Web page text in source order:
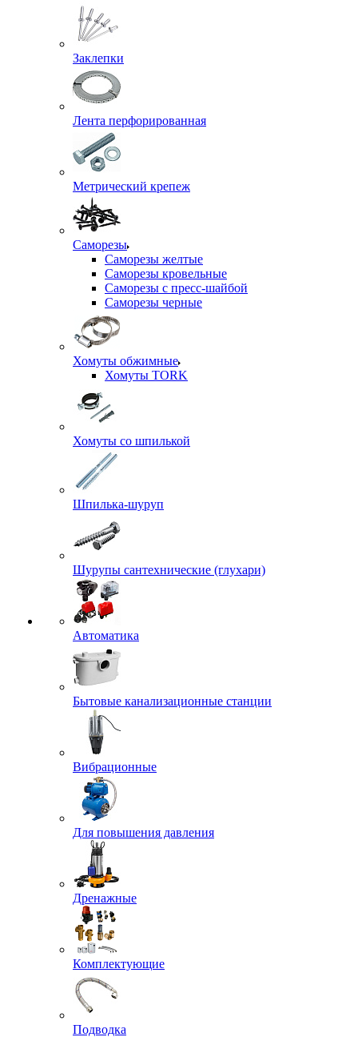
Заклепки
Лента перфорированная
Метрический крепеж
Саморезы
Саморезы желтые
Саморезы кровельные
Саморезы с пресс-шайбой
Саморезы черные
Хомуты обжимные
Хомуты TORK
Хомуты со шпилькой
Шпилька-шуруп
Шурупы сантехнические (глухари)
Автоматика
Бытовые канализационные станции
Вибрационные
Для повышения давления
Дренажные
Комплектующие
Подводка